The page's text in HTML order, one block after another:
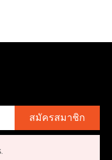
สมัครสมาชิก